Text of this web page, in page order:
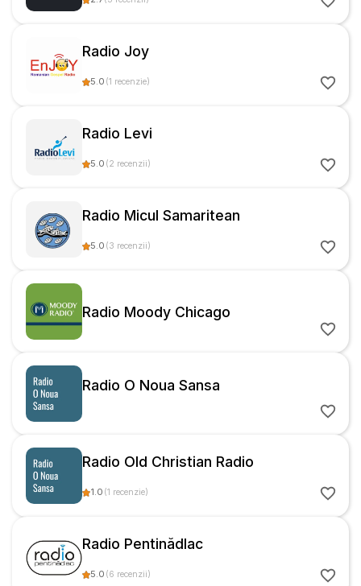
Radio Joy
5.0 (1 recenzie)
Radio Levi
5.0 (2 recenzii)
Radio Micul Samaritean
5.0 (3 recenzii)
Radio Moody Chicago
Radio O Noua Sansa
Radio Old Christian Radio
1.0 (1 recenzie)
Radio Pentinădlac
5.0 (6 recenzii)